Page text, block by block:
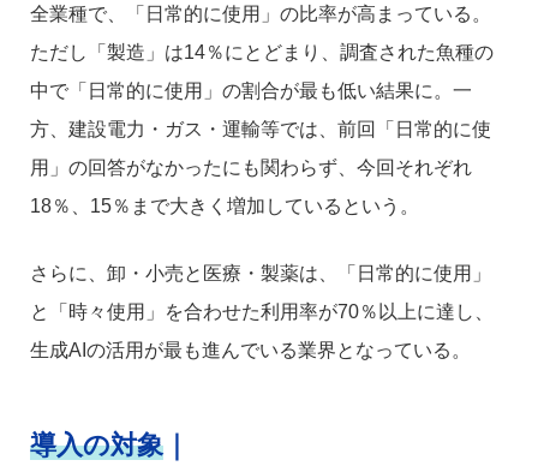
全業種で、「日常的に使用」の比率が高まっている。
ただし「製造」は14％にとどまり、調査された魚種の
中で「日常的に使用」の割合が最も低い結果に。一
方、建設電力・ガス・運輸等では、前回「日常的に使
用」の回答がなかったにも関わらず、今回それぞれ
18％、15％まで大きく増加しているという。
さらに、卸・小売と医療・製薬は、「日常的に使用」
と「時々使用」を合わせた利用率が70％以上に達し、
生成AIの活用が最も進んでいる業界となっている。
導入の対象